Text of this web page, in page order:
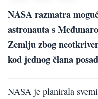
NASA razmatra
astronauta s
Zemlju zbog
kod jednog člana
NASA je planirala